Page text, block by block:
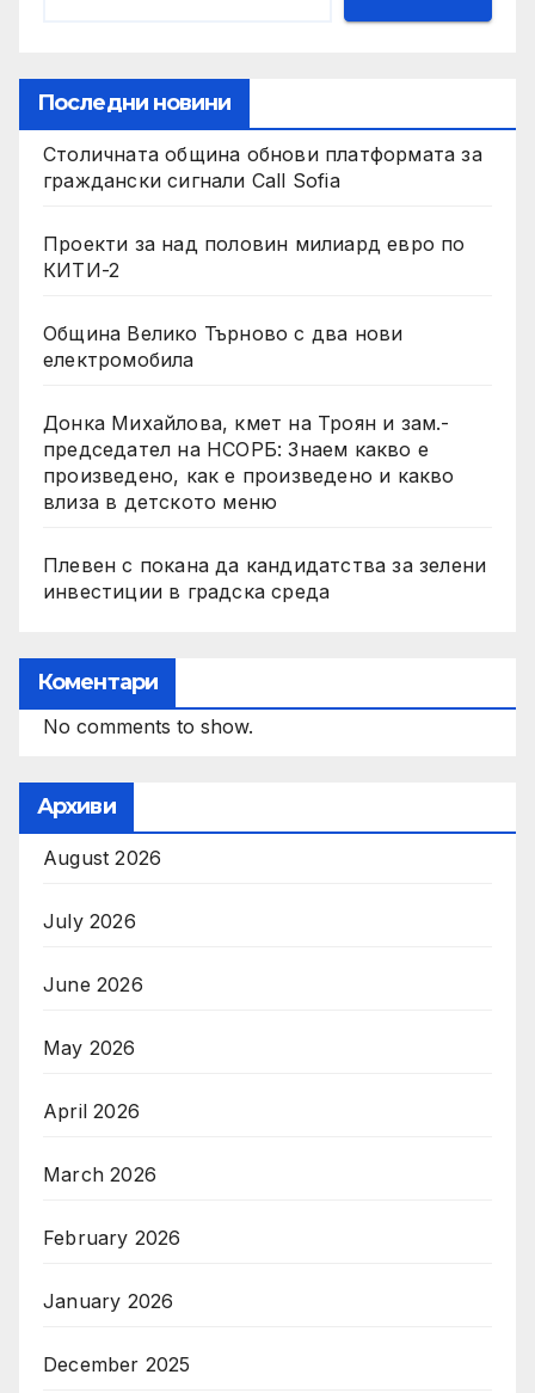
Последни новини
Столичната община обнови платформата за
граждански сигнали Call Sofia
Проекти за над половин милиард евро по
КИТИ-2
Община Велико Търново с два нови
електромобила
Донка Михайлова, кмет на Троян и зам.-
председател на НСОРБ: Знаем какво е
произведено, как е произведено и какво
влиза в детското меню
Плевен с покана да кандидатства за зелени
инвестиции в градска среда
Коментари
No comments to show.
Архиви
August 2026
July 2026
June 2026
May 2026
April 2026
March 2026
February 2026
January 2026
December 2025